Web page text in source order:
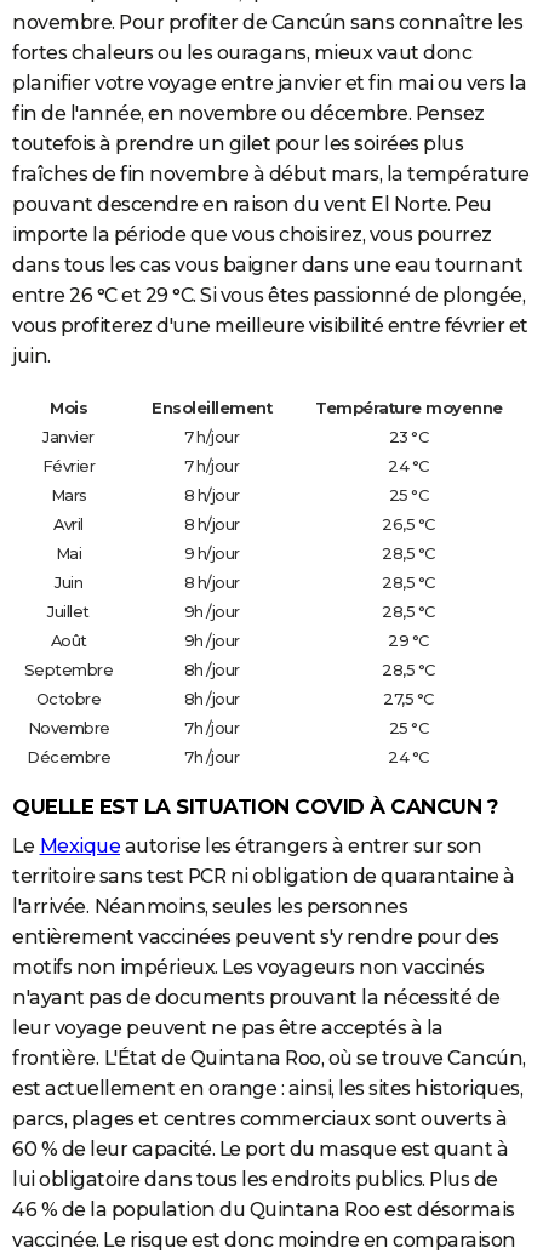
novembre. Pour profiter de Cancún sans connaître les
fortes chaleurs ou les ouragans, mieux vaut donc
planifier votre voyage entre janvier et fin mai ou vers la
fin de l'année, en novembre ou décembre. Pensez
toutefois à prendre un gilet pour les soirées plus
fraîches de fin novembre à début mars, la température
pouvant descendre en raison du vent El Norte. Peu
importe la période que vous choisirez, vous pourrez
dans tous les cas vous baigner dans une eau tournant
entre 26 °C et 29 °C. Si vous êtes passionné de plongée,
vous profiterez d'une meilleure visibilité entre février et
juin.
Mois Ensoleillement
Température moyenne
Janvier
7 h/jour
23 °C
Février
7 h/jour
24 °C
Mars
8 h/jour
25 °C
Avril
8 h/jour
26,5 °C
Mai
9 h/jour
28,5 °C
Juin
8 h/jour
28,5 °C
Juillet
9h /jour
28,5 °C
Août
9h /jour
29 °C
Septembre
8h /jour
28,5 °C
Octobre
8h /jour
27,5 °C
Novembre
7h /jour
25 °C
Décembre
7h /jour 24 °C
QUELLE EST LA SITUATION COVID À CANCUN ?
Le Mexiqueautorise les étrangers à entrer sur son
territoire sans test PCR ni obligation de quarantaine à
l'arrivée. Néanmoins, seules les personnes
entièrement vaccinées peuvent s'y rendre pour des
motifs non impérieux. Les voyageurs non vaccinés
n'ayant pas de documents prouvant la nécessité de
leur voyage peuvent ne pas être acceptés à la
frontière. L'État de Quintana Roo, où se trouve Cancún,
est actuellement en orange : ainsi, les sites historiques,
parcs, plages et centres commerciaux sont ouverts à
60 % de leur capacité. Le port du masque est quant à
lui obligatoire dans tous les endroits publics. Plus de
46 % de la population du Quintana Roo est désormais
vaccinée. Le risque est donc moindre en comparaison